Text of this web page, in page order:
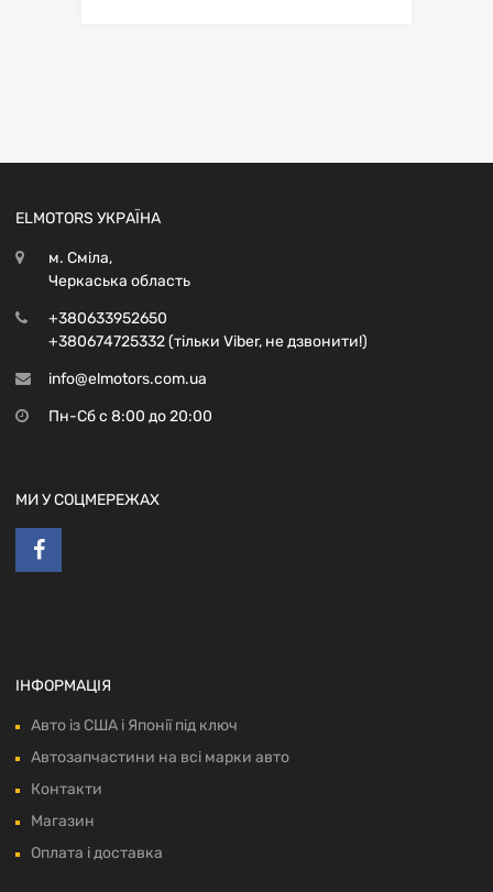
ELMOTORS УКРАЇНА
м. Сміла,
Черкаська область
+380633952650
+380674725332 (тільки Viber, не дзвонити!)
info@elmotors.com.ua
Пн-Сб с 8:00 до 20:00
МИ У СОЦМЕРЕЖАХ
ІНФОРМАЦІЯ
Авто із США і Японії під ключ
Автозапчастини на всі марки авто
Контакти
Магазин
Оплата і доставка